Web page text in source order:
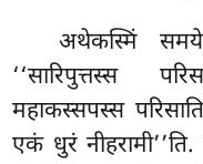
अथेकस्मिं
‘‘सारिपुत्तस्स
महाकस्सपस्स
एकं धुरं